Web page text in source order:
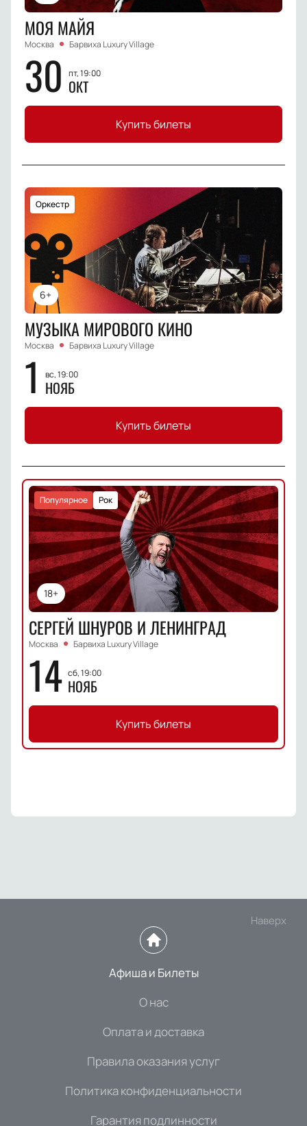
МОЯ МАЙЯ
Москва Барвиха Luxury Village
30 пт, 19:00
ОКТ
Купить билеты
6+
Оркестр
МУЗЫКА МИРОВОГО КИНО
Москва Барвиха Luxury Village
1 вс, 19:00
НОЯБ
Купить билеты
18+
Рок
Популярное
СЕРГЕЙ ШНУРОВ И ЛЕНИНГРАД
Москва Барвиха Luxury Village
14 сб, 19:00
НОЯБ
Купить билеты
Наверх
Афиша и Билеты
О нас
Оплата и доставка
Правила оказания услуг
Политика конфиденциальности
Гарантия подлинности